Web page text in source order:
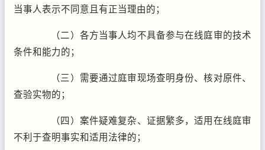
当事人表示不同意且有正当理由的；
（二）各方当事人均不具备参与在线庭审的技术
条件和能力的；
（三）需要通过庭审现场查明身份、核对原件、
查验实物的；
（四）案件疑难复杂、证据繁多，适用在线庭审
不利于查明事实和适用法律的；